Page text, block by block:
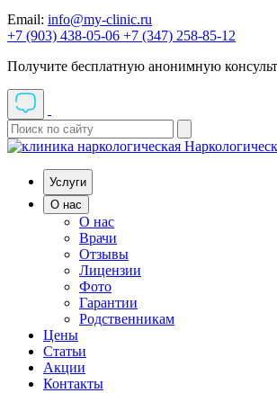
Email: info@my-clinic.ru
+7 (903) 438-05-06 +7 (347) 258-85-12
Получите бесплатную анонимную
Услуги
О нас
О нас
Врачи
Отзывы
Лицензии
Фото
Гарантии
Родственникам
Цены
Статьи
Акции
Контакты